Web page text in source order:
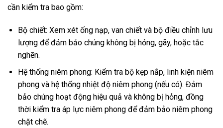
cần kiểm tra bao gồm:
Bộ chiết: Xem xét ống nạp, van chiết và bộ điều chỉnh lưu
lượng để đảm bảo chúng không bị hỏng, gãy, hoặc tắc
nghẽn.
Hệ thống niêm phong: Kiểm tra bộ kẹp nắp, linh kiện niêm
phong và hệ thống nhiệt độ niêm phong (nếu có). Đảm
bảo chúng hoạt động hiệu quả và không bị hỏng, đồng
thời kiểm tra áp lực niêm phong để đảm bảo niêm phong
chặt chẽ.